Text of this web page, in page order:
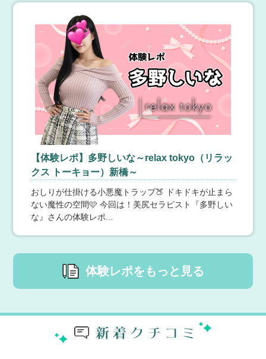
で、夜がメインです。是非会いに来てください。待って
ます！※ご予約はお早めにお願い致します。安心してご
指名下さい。 MENU 美女一覧 写メ日記 本日出勤 クー
ポン 最新情報 お気に入り TEL：090-7895-2300
えでAGE 24 T157 / B91 (F) / W56 / H87新ルームオープン
割3,000円割引！！お早目のご予約をお勧め致します。＝
＝＝＝＝＝＝＝＝＝＝＝成増メンズエステ『Da.Vinci(ダ
ヴィンチ)』TEL.080-7157-3377営業時間:12：00～翌3：
00受付時間:10：00～翌3：00LINE:davinci2024info@est
he-davinci.com＝＝＝＝＝＝＝＝＝＝＝＝
ゆるスパ 五反田店
8月9日(日) 13:03 【東京】 五反田・品川
全コースご新規様フリー限定3,000円引き
ホテル出張型メンズエステゆるスパ五反田店♪最高の癒し
をお届けします(*^▽^*)今だけ☆ご新規様フリー限定で全
コース3,000円引き70分 13,000→10,00090分 15,000
→12,000120分 20,000→17,000150分 26,000→23,00
0東五反田エリアのホテルは交通費無料♡予約ができるホ
テルやおすすめホテルは当店HPをチェックしてください
^ ^各種オプションもございます！ゆるスパ五反田店お試
しあれ♡ぜひご予約お待ちしております☆
AromaABC～スレンダー美人店～
8月9日(日) 13:01 【東京】 五反田・品川
モデル体型、スレンダー体型✨美意識の高いセラピスト
のみ採用💖☆☆☆五反田で今1番可愛いセラピストが集ま
る話題のお店☆☆☆「Aroma ABC」は五反田駅から徒歩
5分の築浅1Rタイプのメンズエステです。美女セラピス
トのスレンダーボディをふんだんに活かした極上メンズ
エステ施術を提供します✨70分コース 15,000円90分コ
ース 17,000円120分コース 21,000円150分コース 25,000
8月9日(日) 13:00 【東京】 新橋・浜松町
⚠別は、別邸の略心・技・体✨本格施術と匠の技🏆★0青
柳れいかHP｜https://x.gd/OwQJ1LINE｜https://lin.ee/H7X
Lo5r休📱リクエスト出勤🉑セラピストに直接お問合せ下
さい‼穏やかで妖艶💄温もり密着で甘くとろける至福の癒
接お問合せ下さい‼事前予約限定出勤‼次世代エース✨ハ
ーフ美人★0妃あんじゅHP｜https://x.gd/iqDPnLINE｜htt
東京メンズエステ 池袋
8月9日(日) 13:00 【東京】 池袋
【体験レポ】多野しいな～relax tokyo（リラッ
クス トーキョー）新橋～
おしりが仕掛ける小悪魔トラップ🍑 ドキドキが止まら
ない魔性の空間🩷 今回は！美尻セラピスト『多野しい
な』さんの体験レポ...
体験レポをもっと見る